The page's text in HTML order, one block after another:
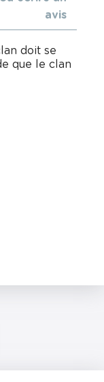
avis
doit se
que le clan